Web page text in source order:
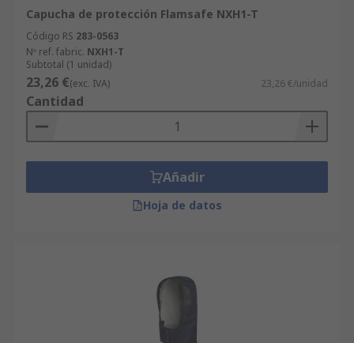
Capucha de protección Flamsafe NXH1-T
Código RS 283-0563
Nº ref. fabric. NXH1-T
Subtotal (1 unidad)
23,26 €(exc. IVA) 23,26 €/unidad
Cantidad
Añadir
Hoja de datos